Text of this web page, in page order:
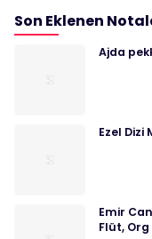
Son Eklenen
Ajda
Ezel Dizi
Emir
Flüt,